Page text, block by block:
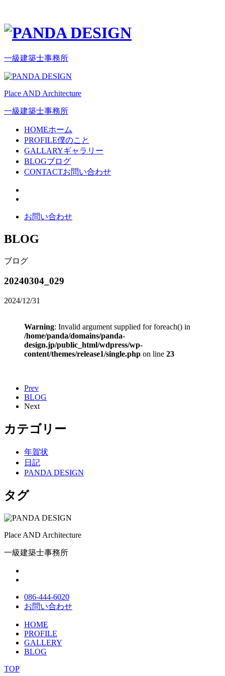
一級建築士事務所
Place AND Architecture
一級建築士事務所
HOMEホーム
PROFILE僕のこと
GALLARYギャラリー
BLOGブログ
CONTACTお問い合わせ
お問い合わせ
BLOG
ブログ
20240304_029
2024/12/31
Warning: Invalid argument supplied for foreach() in
/home/panda/domains/panda-
design.jp/public_html/wdpress/wp-
content/themes/release1/single.php on line 23
Prev
BLOG
Next
カテゴリー
年賀状
日記
PANDA DESIGN
タグ
Place AND Architecture
一級建築士事務所
086-444-6020
お問い合わせ
HOME
PROFILE
GALLERY
BLOG
TOP